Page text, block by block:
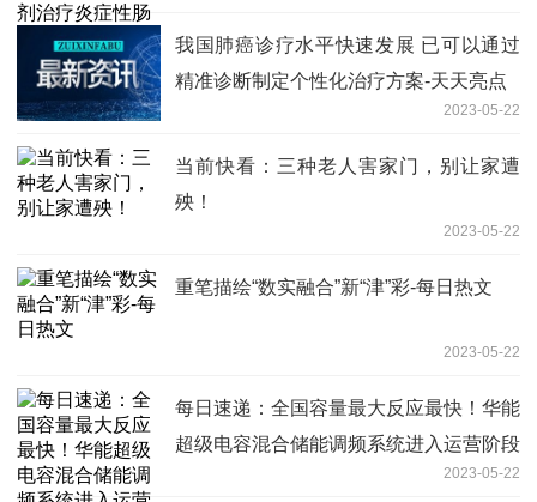
我国肺癌诊疗水平快速发展 已可以通过
精准诊断制定个性化治疗方案-天天亮点
2023-05-22
当前快看：三种老人害家门，别让家遭
殃！
2023-05-22
重笔描绘“数实融合”新“津”彩-每日热文
2023-05-22
每日速递：全国容量最大反应最快！华能
超级电容混合储能调频系统进入运营阶段
2023-05-22